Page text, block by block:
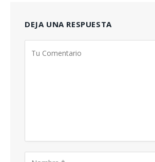
DEJA UNA RESPUESTA